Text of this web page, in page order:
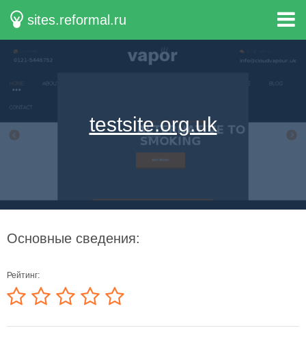
sites.reformal.ru
testsite.org.uk
Основные сведения:
Рейтинг: